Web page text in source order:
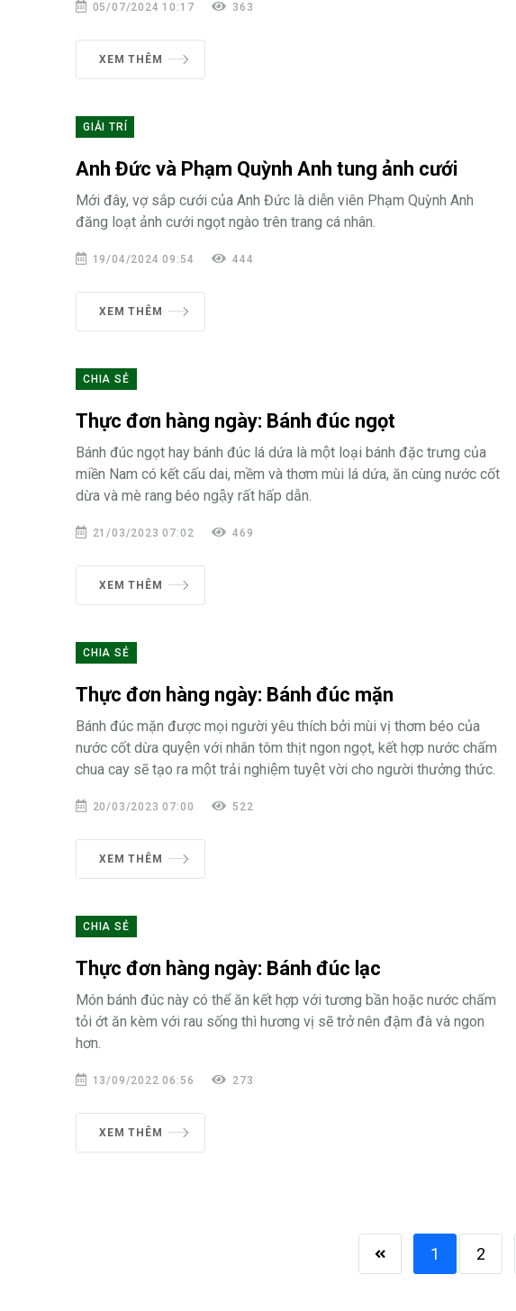
05/07/2024 10:17 363
XEM THÊM
GIẢI TRÍ
Anh Đức và Phạm Quỳnh Anh tung ảnh cưới
Mới đây, vợ sắp cưới của Anh Đức là diễn viên Phạm Quỳnh Anh
đăng loạt ảnh cưới ngọt ngào trên trang cá nhân.
19/04/2024 09:54 444
XEM THÊM
CHIA SẺ
Thực đơn hàng ngày: Bánh đúc ngọt
Bánh đúc ngọt hay bánh đúc lá dứa là một loại bánh đặc trưng của
miền Nam có kết cấu dai, mềm và thơm mùi lá dứa, ăn cùng nước cốt
dừa và mè rang béo ngậy rất hấp dẫn.
21/03/2023 07:02 469
XEM THÊM
CHIA SẺ
Thực đơn hàng ngày: Bánh đúc mặn
Bánh đúc mặn được mọi người yêu thích bởi mùi vị thơm béo của
nước cốt dừa quyện với nhân tôm thịt ngon ngọt, kết hợp nước chấm
chua cay sẽ tạo ra một trải nghiệm tuyệt vời cho người thưởng thức.
20/03/2023 07:00 522
XEM THÊM
CHIA SẺ
Thực đơn hàng ngày: Bánh đúc lạc
Món bánh đúc này có thể ăn kết hợp với tương bần hoặc nước chấm
tỏi ớt ăn kèm với rau sống thì hương vị sẽ trở nên đậm đà và ngon
hơn.
13/09/2022 06:56 273
XEM THÊM
1 2